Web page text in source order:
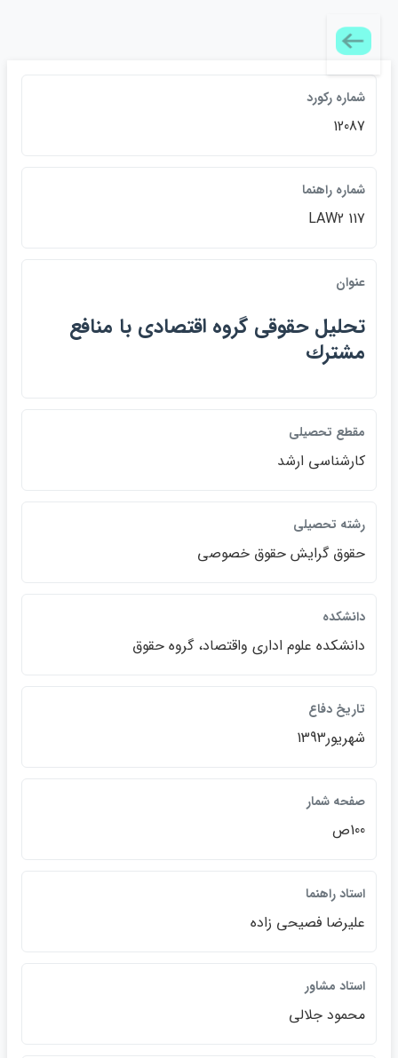
شماره ركورد
12087
شماره راهنما
LAW2 117
عنوان
تحليل حقوقي گروه اقتصادي با منافع
مشترك
مقطع تحصيلي
كارشناسي ارشد
رشته تحصيلي
حقوق گرايش حقوق خصوصي
دانشكده
دانشكده علوم اداري واقتصاد، گروه حقوق
تاريخ دفاع
شهريور1393
صفحه شمار
100ص
استاد راهنما
عليرضا فصيحي زاده
استاد مشاور
محمود جلالي